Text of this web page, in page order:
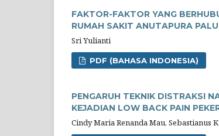
FAKTOR-FAKTOR YANG
RUMAH SAKIT ANUTAPURA PALU
Sri Yulianti
PDF (BAHASA INDONESIA)
PENGARUH TEKNIK DISTRAKSI
KEJADIAN LOW BACK PAIN
Cindy Maria Renanda Mau,